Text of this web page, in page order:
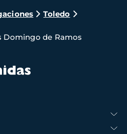
Toledo
Domingo de Ramos